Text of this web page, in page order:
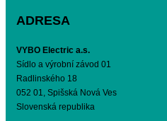
ADRESA
VYBO Electric a.s.
Sídlo a výrobní závod 01
Radlinského 18
052 01, Spišská Nová Ves
Slovenská republika